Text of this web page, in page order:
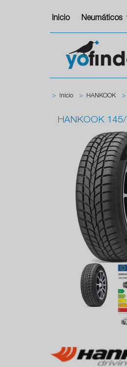
Inicio Neumáticos
> Inicio > HANKOOK >
HANKOOK